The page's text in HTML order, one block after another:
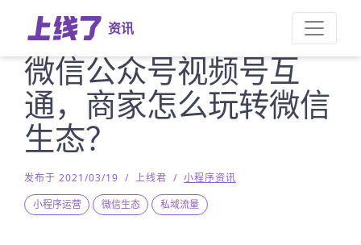
资讯
微信公众号视频号互
通，商家怎么玩转微信
生态？
发布于 2021/03/19 / 上线君 / 小程序资讯
小程序运营
微信生态 私域流量